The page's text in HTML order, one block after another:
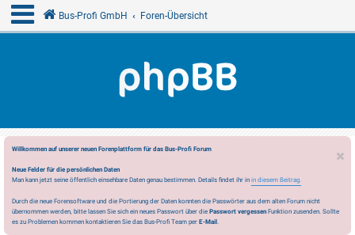
Bus-Profi GmbH Foren-Übersicht
Willkommen auf unserer neuen Forenplattform für das Bus-Profi Forum
Neue Felder für die persönlichen Daten
Man kann jetzt seine öffentlich einsehbare Daten genau bestimmen. Details findet ihr in in diesem Beitrag.
Durch die neue Forensoftware und die Portierung der Daten konnten die Passwörter aus dem alten Forum nicht
übernommen werden, bitte lassen Sie sich ein neues Passwort über die Passwort vergessen Funktion zusenden. Sollte
es zu Problemen kommen kontaktieren Sie das Bus-Profi Team per E-Mail.